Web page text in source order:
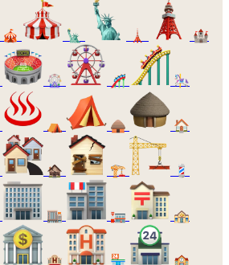
🎪 🗽 🗼 🏰
🎡 🎢 🎠
⛺ 🛖 🏠
🏚️ 🏗️ 💈
🏬 🏣 🏤
🏨 🏪 🏫